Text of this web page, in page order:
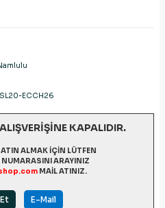
ECCH26
KAPALIDIR.
ALMAK İÇİN LÜTFEN
NUMARASINI ARAYINIZ
MAİL ATINIZ.
E-Mail